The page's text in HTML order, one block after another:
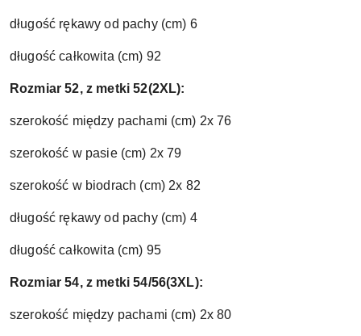
długość rękawy od pachy (cm) 6
długość całkowita (cm) 92
Rozmiar 52, z metki 52(2XL):
szerokość między pachami (cm) 2x 76
szerokość w pasie (cm) 2x 79
szerokość w biodrach (cm) 2x 82
długość rękawy od pachy (cm) 4
długość całkowita (cm) 95
Rozmiar 54, z metki 54/56(3XL):
szerokość między pachami (cm) 2x 80